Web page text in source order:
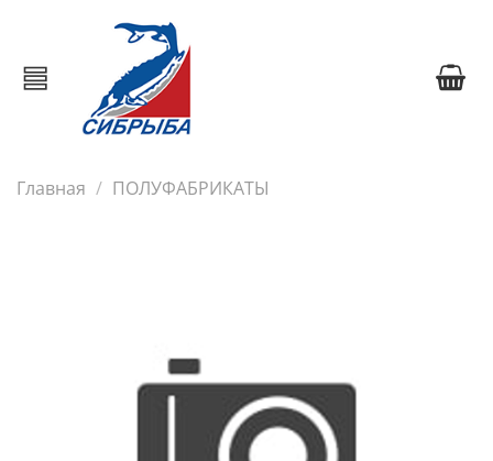
Главная ПОЛУФАБРИКАТЫ